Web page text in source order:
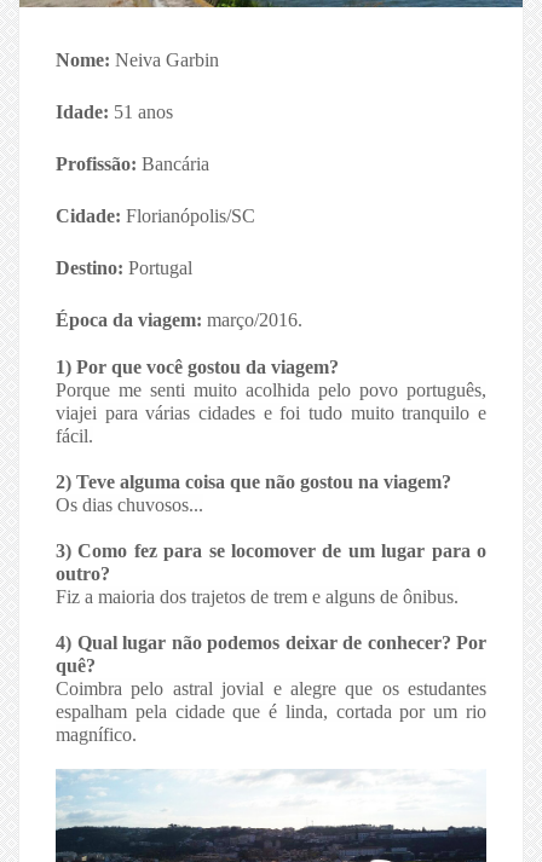
Nome: Neiva Garbin
Idade: 51 anos
Profissão: Bancária
Cidade: Florianópolis/SC
Destino: Portugal
Época da viagem: março/2016.
1) Por que você gostou da viagem?
Porque me senti muito acolhida pelo povo português,
viajei para várias cidades e foi tudo muito tranquilo e
fácil.
2) Teve alguma coisa que não gostou na viagem?
Os dias chuvosos...
3) Como fez para se locomover de um lugar para o
outro?
Fiz a maioria dos trajetos de trem e alguns de ônibus.
4) Qual lugar não podemos deixar de conhecer? Por
quê?
Coimbra pelo astral jovial e alegre que os estudantes
espalham pela cidade que é linda, cortada por um rio
magnífico.